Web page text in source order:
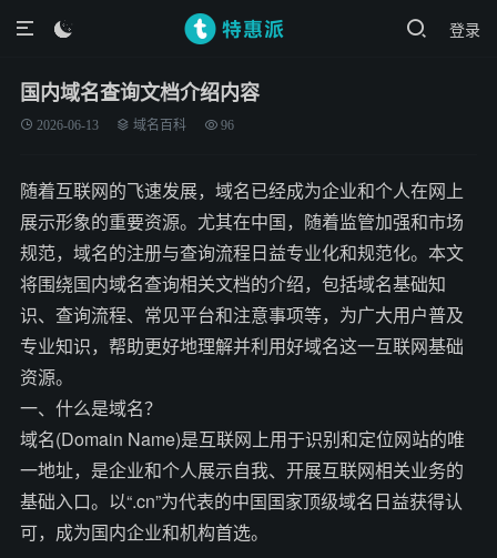
登录

国内域名查询文档介绍内容
2026-06-13 域名百科 96
随着互联网的飞速发展，域名已经成为企业和个人在网上
展示形象的重要资源。尤其在中国，随着监管加强和市场
规范，域名的注册与查询流程日益专业化和规范化。本文
将围绕国内域名查询相关文档的介绍，包括域名基础知
识、查询流程、常见平台和注意事项等，为广大用户普及
专业知识，帮助更好地理解并利用好域名这一互联网基础
资源。
一、什么是域名？
域名(Domain Name)是互联网上用于识别和定位网站的唯
一地址，是企业和个人展示自我、开展互联网相关业务的
基础入口。以“.cn”为代表的中国国家顶级域名日益获得认
可，成为国内企业和机构首选。